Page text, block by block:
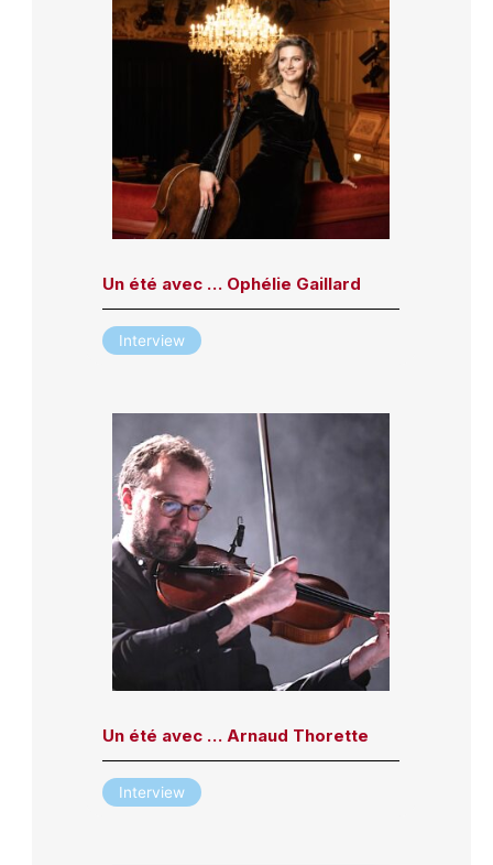
Un été avec … Ophélie Gaillard
Interview
Un été avec … Arnaud Thorette
Interview